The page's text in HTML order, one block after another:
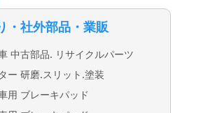
・社外部品・業販
中古部品. リサイクルパーツ
ー 研磨.スリット.塗装
用 ブレーキパッド